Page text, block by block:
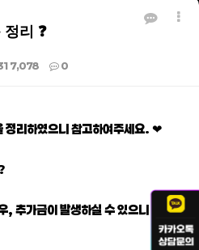
리 ❓
0
정리하였으니 참고하여주세요. ❤
, 추가금이 발생하실 수 있으니 참고 부